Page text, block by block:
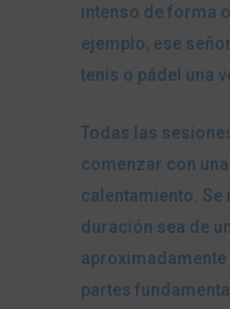
intenso de forma
ejemplo, ese
tenis o pádel una
Todas las
comenzar con
calentamiento. Se
duración sea de
aproximadamente
partes